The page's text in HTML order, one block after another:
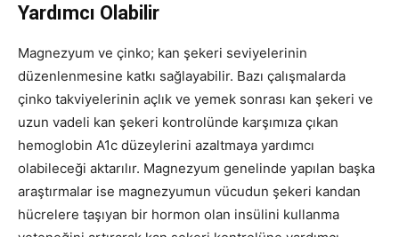
Yardımcı Olabilir
Magnezyum ve çinko; kan şekeri seviyelerinin
düzenlenmesine katkı sağlayabilir. Bazı çalışmalarda
çinko takviyelerinin açlık ve yemek sonrası kan şekeri ve
uzun vadeli kan şekeri kontrolünde karşımıza çıkan
hemoglobin A1c düzeylerini azaltmaya yardımcı
olabileceği aktarılır. Magnezyum genelinde yapılan başka
araştırmalar ise magnezyumun vücudun şekeri kandan
hücrelere taşıyan bir hormon olan insülini kullanma